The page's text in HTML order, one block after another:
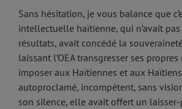
Sans hésitation, je vous balance que
intellectuelle haïtienne, qui n’avait pas
résultats, avait concédé la
laissant l’OEA transgresser ses
imposer aux Haïtiennes et aux
autoproclamé, incompétent, sans
son silence, elle avait offert un laisser-